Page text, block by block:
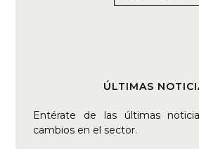
ÚLTIMAS
Entérate de las últimas
cambios en el sector.